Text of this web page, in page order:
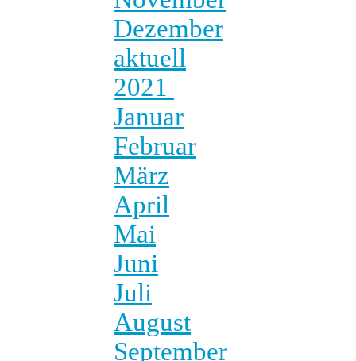
Dezember
aktuell
2021
Januar
Februar
März
April
Mai
Juni
Juli
August
September